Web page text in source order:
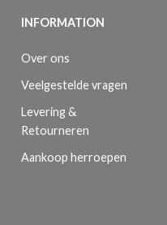
INFORMATION
Over ons
Veelgestelde vragen
Levering &
Retourneren
Aankoop herroepen